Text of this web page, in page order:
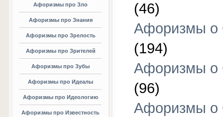
Афоризмы про Зло
Афоризмы про Знания
Афоризмы про Зрелость
Афоризмы про Зрителей
Афоризмы про Зубы
Афоризмы про Идеалы
Афоризмы про Идеологию
Афоризмы про Известность
(46)
Афоризмы о
(194)
Афоризмы о
(96)
Афоризмы о